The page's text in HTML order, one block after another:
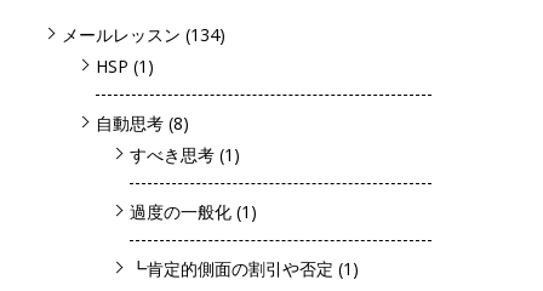
メールレッスン (134)
HSP (1)
自動思考 (8)
すべき思考 (1)
過度の一般化 (1)
┗肯定的側面の割引や否定 (1)